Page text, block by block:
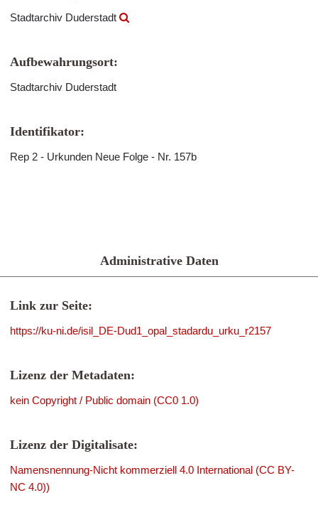
Stadtarchiv Duderstadt
Aufbewahrungsort:
Stadtarchiv Duderstadt
Identifikator:
Rep 2 - Urkunden Neue Folge - Nr. 157b
Administrative Daten
Link zur Seite:
https://ku-ni.de/isil_DE-Dud1_opal_stadardu_urku_r2157
Lizenz der Metadaten:
kein Copyright / Public domain (CC0 1.0)
Lizenz der Digitalisate:
Namensnennung-Nicht kommerziell 4.0 International (CC BY-
NC 4.0))